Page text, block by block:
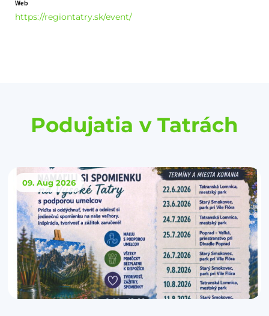
Web
https://regiontatry.sk/event/
Podujatia v Tatrách
09. Aug 2026